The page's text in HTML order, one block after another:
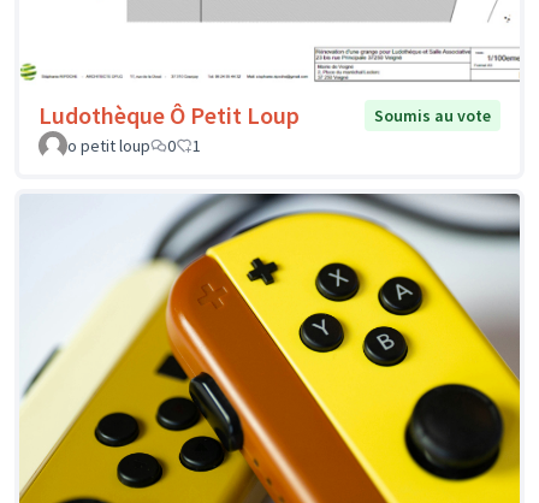
Ludothèque Ô Petit Loup
Soumis au vote
o petit loup
0 1